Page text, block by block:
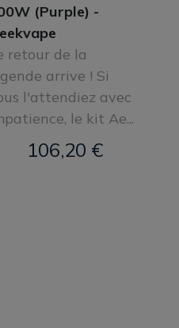
(Purple) -
retour de la
arrive ! Si
l'attendiez avec
le kit Ae...
106,20 €